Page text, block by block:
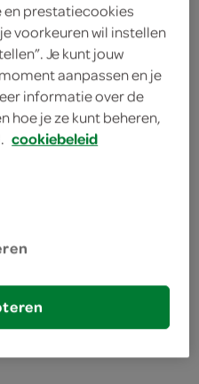
prestatiecookies
voorkeuren wil instellen
Je kunt jouw
aanpassen en je
informatie over de
hoe je ze kunt beheren,
cookiebeleid